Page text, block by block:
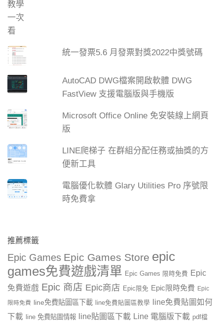
統一發票5.6 月發票對獎2022中獎號碼
AutoCAD DWG檔案開啟軟體 DWG
FastView 支援電腦版與手機版
Microsoft Office Online 免安裝線上網頁
版
LINE爬梯子 在群組分配任務或抽獎的方
便新工具
電腦優化軟體 Glary Utilities Pro 序號限
時免費拿
推薦標籤
Epic Games Epic Games Store epic
games免費遊戲清單 Epic Games 限時免費 Epic
免費遊戲 Epic 商店 Epic商店 Epic限免 Epic限時免費 Epic
限時免費 line免費貼圖區下載 line免費貼圖區教學
line免費貼圖如何
下載 line 免費貼圖情報 line貼圖區下載 Line 電腦版下載 pdf檔